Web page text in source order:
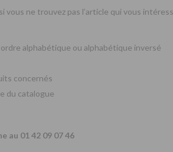
si vous ne trouvez pas l’article qui vous
alphabétique ou alphabétique inversé
concernés
du catalogue
au 01 42 09 07 46